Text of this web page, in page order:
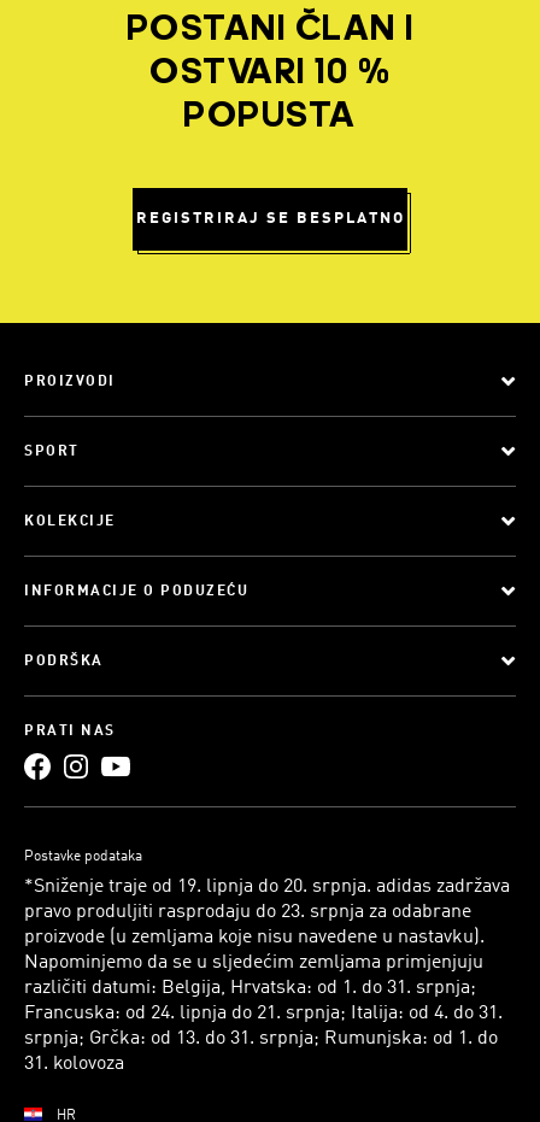
POSTANI ČLAN I
OSTVARI 10 %
POPUSTA
REGISTRIRAJ SE BESPLATNO
PROIZVODI
SPORT
KOLEKCIJE
INFORMACIJE O PODUZEĆU
PODRŠKA
PRATI NAS
Postavke podataka
*Sniženje traje od 19. lipnja do 20. srpnja. adidas zadržava
pravo produljiti rasprodaju do 23. srpnja za odabrane
proizvode (u zemljama koje nisu navedene u nastavku).
Napominjemo da se u sljedećim zemljama primjenjuju
različiti datumi: Belgija, Hrvatska: od 1. do 31. srpnja;
Francuska: od 24. lipnja do 21. srpnja; Italija: od 4. do 31.
srpnja; Grčka: od 13. do 31. srpnja; Rumunjska: od 1. do
31. kolovoza
HR